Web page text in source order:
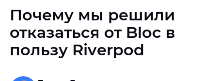
Почему мы решили
отказаться от Bloc в
пользу Riverpod